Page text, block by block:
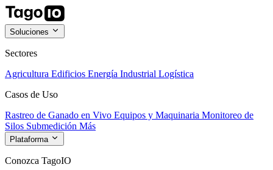
Soluciones
Sectores
Agricultura Edificios Energía Industrial Logística
Casos de Uso
Rastreo de Ganado en Vivo Equipos y Maquinaria Monitoreo de
Silos Submedición Más
Plataforma
Conozca TagoIO